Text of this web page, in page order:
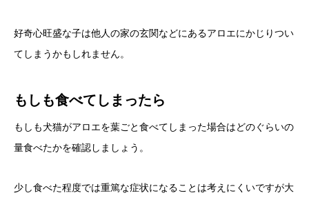
好奇心旺盛な子は他人の家の玄関などにあるアロエにかじりつい
てしまうかもしれません。
もしも食べてしまったら
もしも犬猫がアロエを葉ごと食べてしまった場合はどのぐらいの
量食べたかを確認しましょう。
少し食べた程度では重篤な症状になることは考えにくいですが大